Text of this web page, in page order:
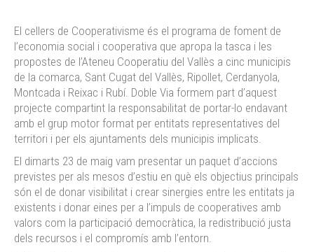
El cellers de Cooperativisme és el programa de foment de
l’economia social i cooperativa que apropa la tasca i les
propostes de l’Ateneu Cooperatiu del Vallès a cinc municipis
de la comarca, Sant Cugat del Vallès, Ripollet, Cerdanyola,
Montcada i Reixac i Rubí. Doble Via formem part d’aquest
projecte compartint la responsabilitat de portar-lo endavant
amb el grup motor format per entitats representatives del
territori i per els ajuntaments dels municipis implicats.
El dimarts 23 de maig vam presentar un paquet d’accions
previstes per als mesos d’estiu en què els objectius principals
són el de donar visibilitat i crear sinergies entre les entitats ja
existents i donar eines per a l’impuls de cooperatives amb
valors com la participació democràtica, la redistribució justa
dels recursos i el compromís amb l’entorn.